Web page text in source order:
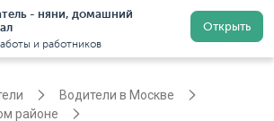
- няни, домашний
и работников
Открыть
Регистрация
Водители в Москве
районе